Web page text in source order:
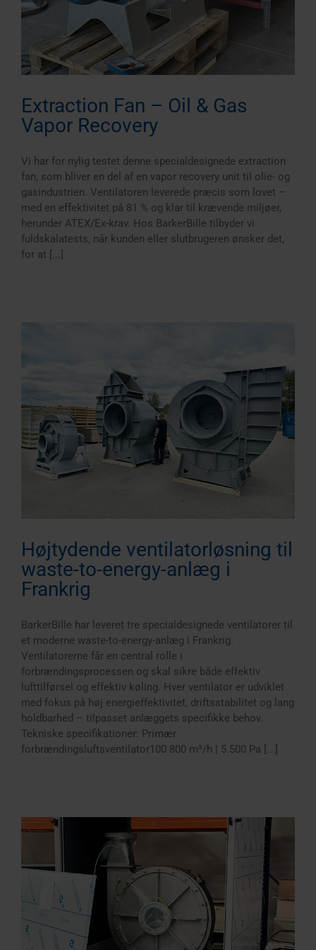
Extraction Fan – Oil & Gas
Vapor Recovery
Vi har for nylig testet denne specialdesignede extraction
fan, som bliver en del af en vapor recovery unit til olie- og
gasindustrien. Ventilatoren leverede præcis som lovet –
med en effektivitet på 81 % og klar til krævende miljøer,
herunder ATEX/Ex-krav. Hos BarkerBille tilbyder vi
fuldskalatests, når kunden eller slutbrugeren ønsker det,
for at [...]
Højtydende ventilatorløsning til
waste-to-energy-anlæg i
Frankrig
BarkerBille har leveret tre specialdesignede ventilatorer til
et moderne waste-to-energy-anlæg i Frankrig.
Ventilatorerne får en central rolle i
forbrændingsprocessen og skal sikre både effektiv
lufttilførsel og effektiv køling. Hver ventilator er udviklet
med fokus på høj energieffektivitet, driftsstabilitet og lang
holdbarhed – tilpasset anlæggets specifikke behov.
Tekniske specifikationer: Primær
forbrændingsluftsventilator100.800 m³/h | 5.500 Pa [...]